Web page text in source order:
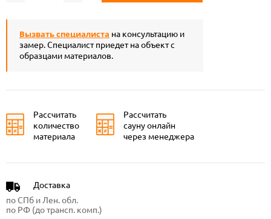
Вызвать специалиста на консультацию и
замер. Специалист приедет на объект с
образцами материалов.
Рассчитать
количество
материала
Рассчитать
сауну онлайн
через менеджера
Доставка
по СПб и Лен. обл.
по РФ (до трансп. комп.)